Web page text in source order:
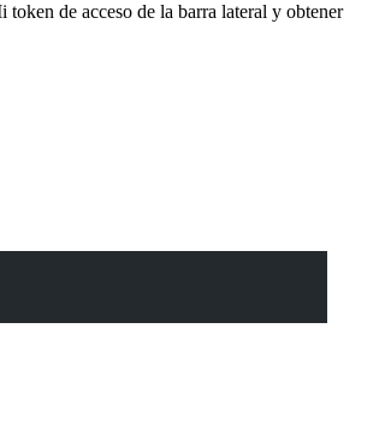
de acceso de la barra lateral y obtener